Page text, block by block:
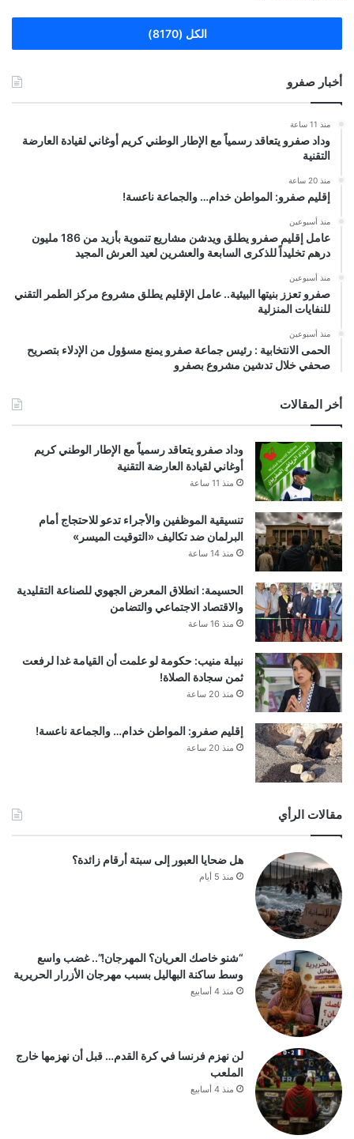
الكل (8170)
أخبار صفرو
منذ 11 ساعة
وداد صفرو يتعاقد رسمياً مع الإطار الوطني كريم أوغاني لقيادة العارضة
التقنية
منذ 20 ساعة
إقليم صفرو: المواطن خدام… والجماعة ناعسة!
منذ أسبوعين
عامل إقليم صفرو يطلق ويدشن مشاريع تنموية بأزيد من 186 مليون
درهم تخليداً للذكرى السابعة والعشرين لعيد العرش المجيد
منذ أسبوعين
صفرو تعزز بنيتها البيئية.. عامل الإقليم يطلق مشروع مركز الطمر التقني
للنفايات المنزلية
منذ أسبوعين
الحمى الانتخابية : رئيس جماعة صفرو يمنع مسؤول من الإدلاء بتصريح
صحفي خلال تدشين مشروع بصفرو
أخر المقالات
وداد صفرو يتعاقد رسمياً مع الإطار الوطني كريم
أوغاني لقيادة العارضة التقنية
منذ 11 ساعة
تنسيقية الموظفين والأجراء تدعو للاحتجاج أمام
البرلمان ضد تكاليف «التوقيت الميسر»
منذ 14 ساعة
الحسيمة: انطلاق المعرض الجهوي للصناعة التقليدية
والاقتصاد الاجتماعي والتضامن
منذ 16 ساعة
نبيلة منيب: حكومة لو علمت أن القيامة غدا لرفعت
ثمن سجادة الصلاة!
منذ 20 ساعة
إقليم صفرو: المواطن خدام… والجماعة ناعسة!
منذ 20 ساعة
مقالات الرأي
هل ضحايا العبور إلى سبتة أرقام زائدة؟
منذ 5 أيام
“شنو خاصك العريان؟ المهرجان!”.. غضب واسع
وسط ساكنة البهاليل بسبب مهرجان الأزرار الحريرية
منذ 4 أسابيع
لن نهزم فرنسا في كرة القدم… قبل أن نهزمها خارج
الملعب
منذ 4 أسابيع